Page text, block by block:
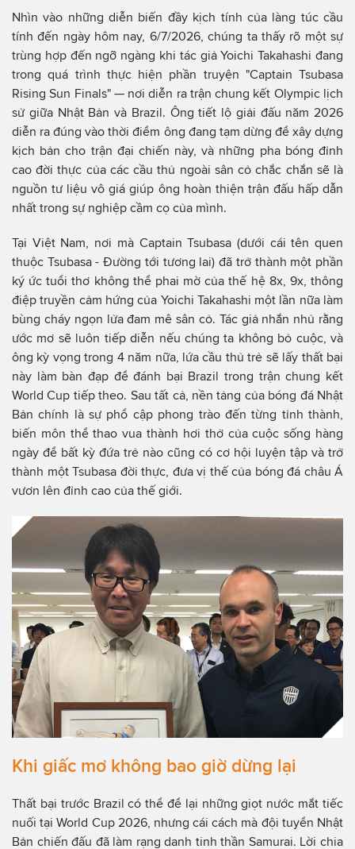
Nhìn vào những diễn biến đầy kịch tính của làng túc cầu
tính đến ngày hôm nay, 6/7/2026, chúng ta thấy rõ một sự
trùng hợp đến ngỡ ngàng khi tác giả Yoichi Takahashi đang
trong quá trình thực hiện phần truyện "Captain Tsubasa
Rising Sun Finals" — nơi diễn ra trận chung kết Olympic lịch
sử giữa Nhật Bản và Brazil. Ông tiết lộ giải đấu năm 2026
diễn ra đúng vào thời điểm ông đang tạm dừng để xây dựng
kịch bản cho trận đại chiến này, và những pha bóng đỉnh
cao đời thực của các cầu thủ ngoài sân cỏ chắc chắn sẽ là
nguồn tư liệu vô giá giúp ông hoàn thiện trận đấu hấp dẫn
nhất trong sự nghiệp cầm cọ của mình.
Tại Việt Nam, nơi mà Captain Tsubasa (dưới cái tên quen
thuộc Tsubasa - Đường tới tương lai) đã trở thành một phần
ký ức tuổi thơ không thể phai mờ của thế hệ 8x, 9x, thông
điệp truyền cảm hứng của Yoichi Takahashi một lần nữa làm
bùng cháy ngọn lửa đam mê sân cỏ. Tác giả nhắn nhủ rằng
ước mơ sẽ luôn tiếp diễn nếu chúng ta không bỏ cuộc, và
ông kỳ vọng trong 4 năm nữa, lứa cầu thủ trẻ sẽ lấy thất bại
này làm bàn đạp để đánh bại Brazil trong trận chung kết
World Cup tiếp theo. Sau tất cả, nền tảng của bóng đá Nhật
Bản chính là sự phổ cập phong trào đến từng tỉnh thành,
biến môn thể thao vua thành hơi thở của cuộc sống hàng
ngày để bất kỳ đứa trẻ nào cũng có cơ hội luyện tập và trở
thành một Tsubasa đời thực, đưa vị thế của bóng đá châu Á
vươn lên đỉnh cao của thế giới.
Khi giấc mơ không bao giờ dừng lại
Thất bại trước Brazil có thể để lại những giọt nước mắt tiếc
nuối tại World Cup 2026, nhưng cái cách mà đội tuyển Nhật
Bản chiến đấu đã làm rạng danh tinh thần Samurai. Lời chia